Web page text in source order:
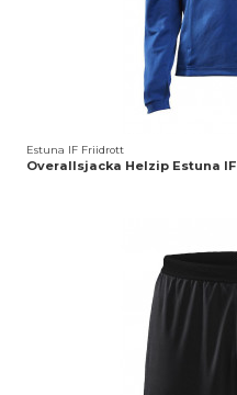
Estuna IF Friidrott
Overallsjacka Helzip Estuna IF